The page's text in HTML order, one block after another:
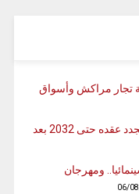
40 كلمة من لغة تجار مراكش وأسواق
ريال مدريد يحسم الجدل.. فينيسيوس يجدد عقده حتى 2032 بعد
40 مهرجانا سينمائيا.. ومهرجان
06/